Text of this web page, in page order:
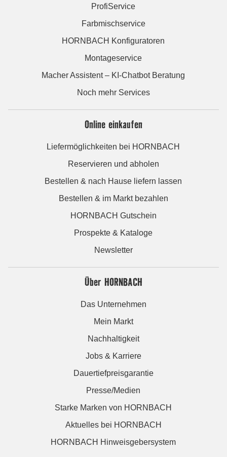
ProfiService
Farbmischservice
HORNBACH Konfiguratoren
Montageservice
Macher Assistent – KI-Chatbot Beratung
Noch mehr Services
Online einkaufen
Liefermöglichkeiten bei HORNBACH
Reservieren und abholen
Bestellen & nach Hause liefern lassen
Bestellen & im Markt bezahlen
HORNBACH Gutschein
Prospekte & Kataloge
Newsletter
Über HORNBACH
Das Unternehmen
Mein Markt
Nachhaltigkeit
Jobs & Karriere
Dauertiefpreisgarantie
Presse/Medien
Starke Marken von HORNBACH
Aktuelles bei HORNBACH
HORNBACH Hinweisgebersystem